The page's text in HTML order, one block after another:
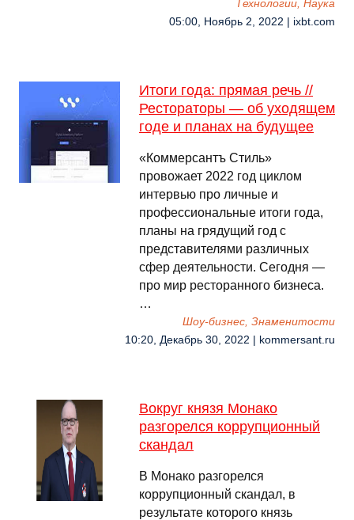
Технологии, Наука
05:00, Ноябрь 2, 2022 | ixbt.com
Итоги года: прямая речь //
Рестораторы — об уходящем
годе и планах на будущее
«Коммерсантъ Стиль»
провожает 2022 год циклом
интервью про личные и
профессиональные итоги года,
планы на грядущий год с
представителями различных
сфер деятельности. Сегодня —
про мир ресторанного бизнеса.
…
Шоу-бизнес, Знаменитости
10:20, Декабрь 30, 2022 | kommersant.ru
Вокруг князя Монако
разгорелся коррупционный
скандал
В Монако разгорелся
коррупционный скандал, в
результате которого князь